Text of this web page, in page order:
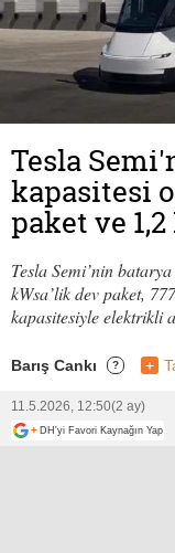
Tesla
kapasitesi
paket ve
Tesla Semi’nin
kWsa’lik dev paket,
kapasitesiyle elektrikli
Barış Cankı ? +
11.5.2026, 12:50(2 ay)
+ DH'yi Favori Kaynağın Yap